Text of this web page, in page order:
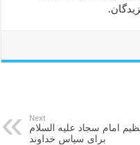
Next
امام سجاد علیه السلام
برای سپاس خداوند